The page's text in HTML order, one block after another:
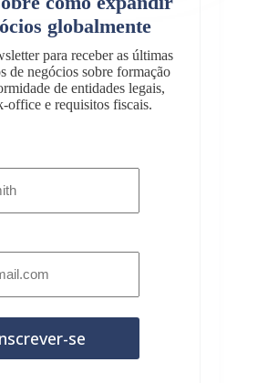
globalmente
para receber as últimas
de negócios sobre formação
de entidades legais,
office e requisitos fiscais.